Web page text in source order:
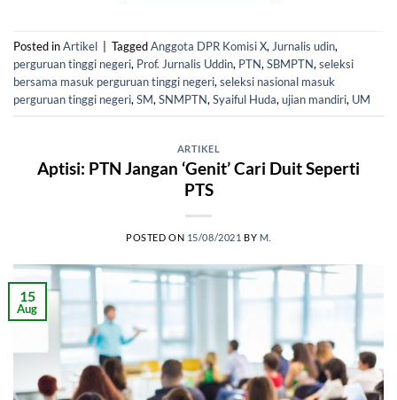
Posted inArtikel TaggedAnggota DPR Komisi X, Jurnalis udin,
perguruan tinggi negeri, Prof. Jurnalis Uddin, PTN, SBMPTN, seleksi
bersama masuk perguruan tinggi negeri, seleksi nasional masuk
perguruan tinggi negeri, SM, SNMPTN, Syaiful Huda, ujian mandiri, UM
ARTIKEL
Aptisi: PTN Jangan ‘Genit’ Cari Duit Seperti
PTS
POSTED ON 15/08/2021 BY M.
15
Aug